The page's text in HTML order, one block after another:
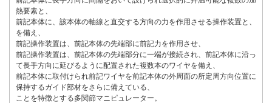
熱要素と、
前記本体に、該本体の軸線と直交する方向の力を作用させる操作装置と、
を備え、
前記操作装置は、前記本体の先端部に前記力を作用させ、
前記操作装置は、前記本体の先端部分に一端が接続され、前記本体に沿っ
て長手方向に延びるように配置された複数本のワイヤを備え、
前記本体に取付けられ前記ワイヤを前記本体の外周面の所定周方向位置に
保持するガイド部材をさらに備えている、
ことを特徴とする多関節マニピュレーター。